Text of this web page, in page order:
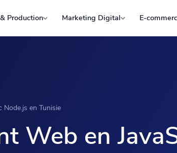
Production Marketing Digital E-
Node.js en Tunisie
Web en